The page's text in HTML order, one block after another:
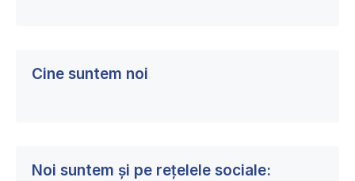
Județean
Cine suntem noi
Noi suntem și pe rețelele sociale: